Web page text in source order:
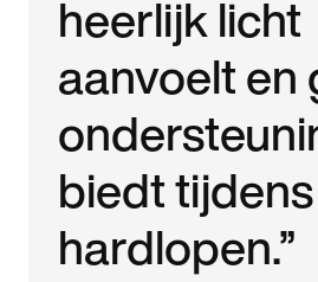
heerlijk licht
aanvoelt en
biedt
hardlopen.”